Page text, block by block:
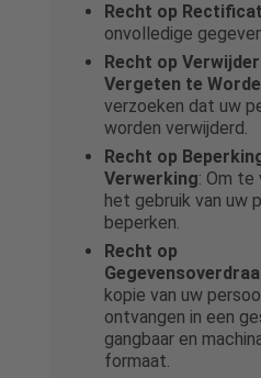
Recht op
onvolledige
Recht op
Vergeten te
verzoeken dat uw
worden verwijderd.
Recht op
Verwerking: Om te
het gebruik van uw
beperken.
Recht op
kopie van uw
ontvangen in een
gangbaar en
formaat.